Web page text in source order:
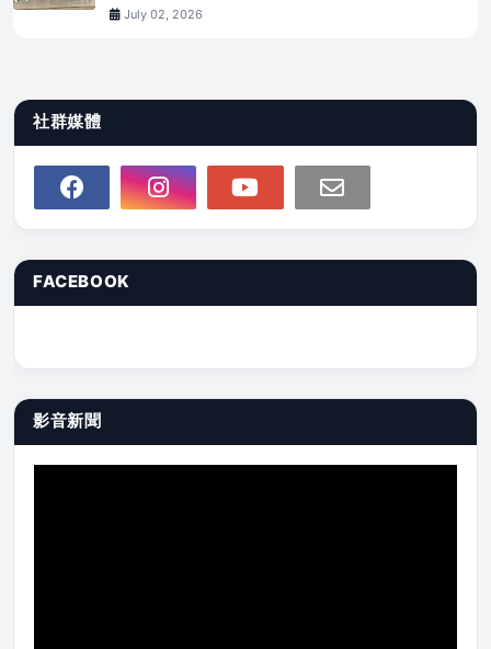
July 02, 2026
社群媒體
FACEBOOK
影音新聞